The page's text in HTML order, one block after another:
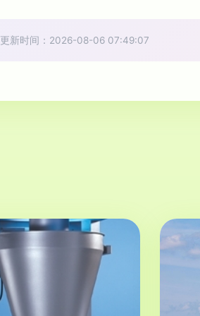
更新时间：2026-08-06 07:49:07